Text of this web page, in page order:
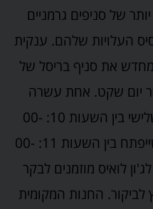
של סניפים גרמניים
העלויות שלהם. ענקית
את סניף בריסל של
יום שקט. אחת עשרה
החנויות יהיו פתוחות ביום שלישי בין השעות 10: 00-
17: 00, למעט שוק בריסל, שייפתח בין השעות 11: 00-
לג'ון לואיס מוזמנים לבקר
לביקור. החנות המקומית